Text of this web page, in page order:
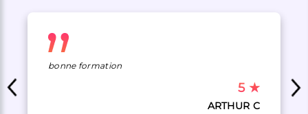
bonne formation
5 ★
ARTHUR C